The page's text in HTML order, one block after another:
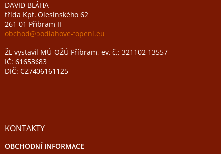
DAVID BLÁHA
třída Kpt. Olesinského 62
261 01 Příbram II
obchod@podlahove-topeni.eu
ŽL vystavil MÚ-OŽÚ Příbram, ev. č.: 321102-13557
IČ: 61653683
DIČ: CZ7406161125
KONTAKTY
OBCHODNÍ INFORMACE